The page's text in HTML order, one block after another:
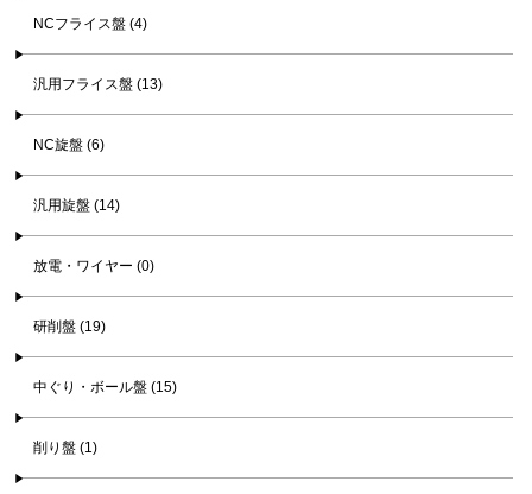
NCフライス盤 (4)
汎用フライス盤 (13)
NC旋盤 (6)
汎用旋盤 (14)
放電・ワイヤー (0)
研削盤 (19)
中ぐり・ボール盤 (15)
削り盤 (1)